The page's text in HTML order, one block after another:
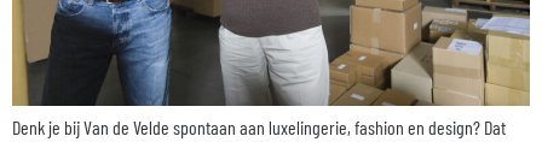
Denk je bij Van de Velde spontaan aan luxelingerie, fashion en design? Dat